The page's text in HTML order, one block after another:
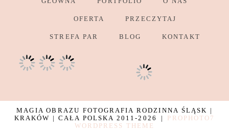
OFERTA PRZECZYTAJ
STREFA PAR BLOG KONTAKT
MAGIA OBRAZU FOTOGRAFIA RODZINNA ŚLĄSK |
KRAKÓW | CAŁA POLSKA 2011-2026
|
PROPHOTO7
WORDPRESS THEME